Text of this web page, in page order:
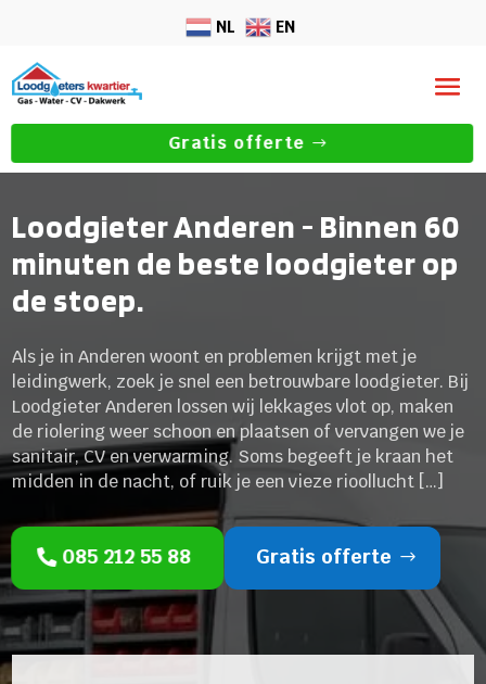
NL EN
Gratis offerte
Loodgieter Anderen - Binnen 60
minuten de beste loodgieter op
de stoep.
Als je in Anderen woont en problemen krijgt met je
leidingwerk, zoek je snel een betrouwbare loodgieter. Bij
Loodgieter Anderen lossen wij lekkages vlot op, maken
de riolering weer schoon en plaatsen of vervangen we je
sanitair, CV en verwarming. Soms begeeft je kraan het
midden in de nacht, of ruik je een vieze rioollucht […]
085 212 55 88 Gratis offerte